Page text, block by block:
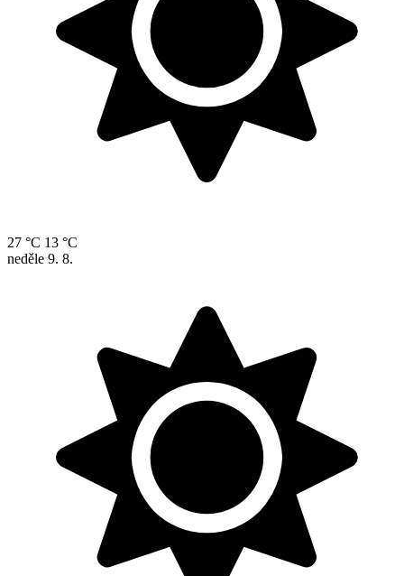
27 °C 13 °C
neděle 9. 8.